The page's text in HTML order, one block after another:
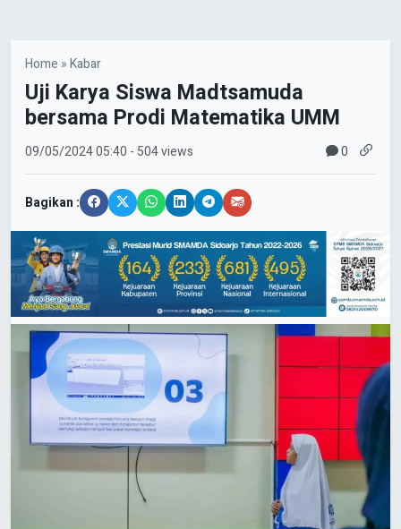
Home »Kabar
Uji Karya Siswa Madtsamuda
bersama Prodi Matematika UMM
09/05/202405:40 - 504 views 0
Bagikan :